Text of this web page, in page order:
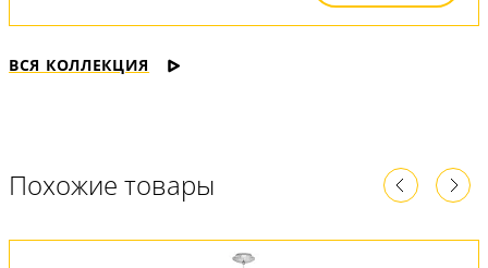
ВСЯ КОЛЛЕКЦИЯ
Похожие товары